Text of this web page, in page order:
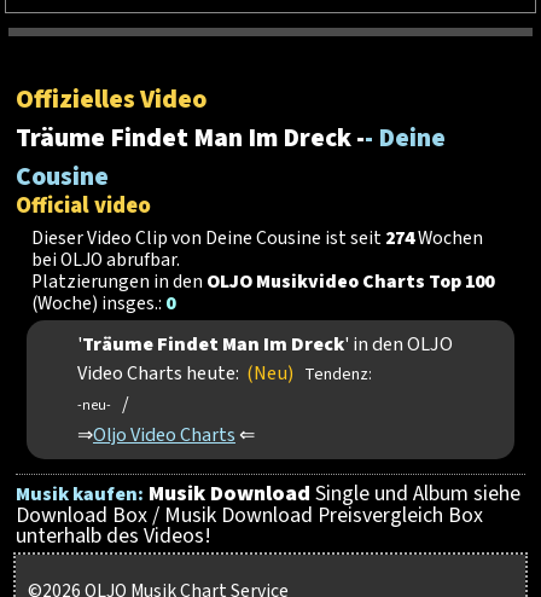
Offizielles Video
Träume Findet Man Im Dreck -- Deine
Cousine
Official video
Dieser Video Clip von Deine Cousine ist seit274Wochen
bei OLJO abrufbar.
Platzierungen in den OLJO Musikvideo Charts Top 100
(Woche) insges.: 0
'Träume Findet Man Im Dreck' in den OLJO
Video Charts heute: (Neu) Tendenz:
-neu- /
⇒Oljo Video Charts ⇐
Musik kaufen: Musik Download Single und Album siehe
Download Box / Musik Download Preisvergleich Box
unterhalb des Videos!
©2026 OLJO Musik Chart Service